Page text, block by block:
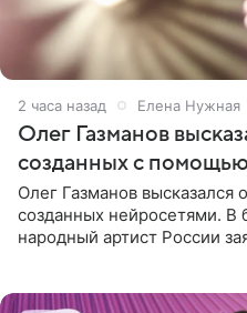
2 часа назад Елена Нужная
Олег Газманов
созданных с
Олег Газманов высказался
созданных нейросетями. В
народный артист России